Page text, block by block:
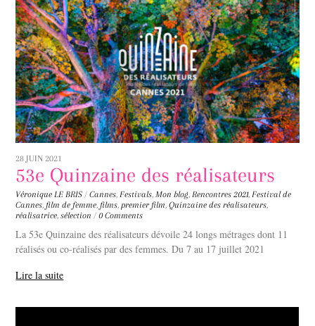
28 JUIN 2021
53e Quinzaine des réalisateurs
Véronique LE BRIS / Cannes, Festivals, Mon blog, Rencontres 2021, Festival de
Cannes, film de femme, films, premier film,Quinzaine des réalisateurs,
réalisatrice,sélection / 0 Comments
La 53e Quinzaine des réalisateurs dévoile 24 longs métrages dont 11
réalisés ou co-réalisés par des femmes. Du 7 au 17 juillet 2021
Lire la suite